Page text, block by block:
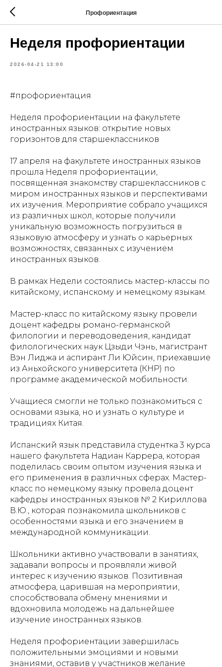
Профориентация
Неделя профориентации
2026-04-21 13:00
#профориентация
Неделя профориентации на факультете
иностранных языков: открытие новых
горизонтов для старшеклассников
17 апреля на факультете иностранных языков
прошла Неделя профориентации,
посвященная знакомству старшеклассников с
миром иностранных языков и перспективами
их изучения. Мероприятие собрало учащихся
из различных школ, которые получили
уникальную возможность погрузиться в
языковую атмосферу и узнать о карьерных
возможностях, связанных с изучением
иностранных языков.
В рамках Недели состоялись мастер-классы по
китайскому, испанскому и немецкому языкам.
Мастер-класс по китайскому языку провели
доцент кафедры романо-германской
филологии и переводоведения, кандидат
филологических наук Цзыди Чэнь, магистрант
Вэн Лиджа и аспирант Ли Юйсин, приехавшие
из Аньхойского университета (КНР) по
программе академической мобильности.
Учащиеся смогли не только познакомиться с
основами языка, но и узнать о культуре и
традициях Китая.
Испанский язык представила студентка 3 курса
нашего факультета Надиан Каррера, которая
поделилась своим опытом изучения языка и
его применения в различных сферах. Мастер-
класс по немецкому языку провела доцент
кафедры иностранных языков № 2 Кириллова
В.Ю., которая познакомила школьников с
особенностями языка и его значением в
международной коммуникации.
Школьники активно участвовали в занятиях,
задавали вопросы и проявляли живой
интерес к изучению языков. Позитивная
атмосфера, царившая на мероприятии,
способствовала обмену мнениями и
вдохновила молодежь на дальнейшее
изучение иностранных языков.
Неделя профориентации завершилась
положительными эмоциями и новыми
знаниями, оставив у участников желание